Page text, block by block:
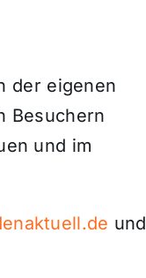
der eigenen
Besuchern
und im
und